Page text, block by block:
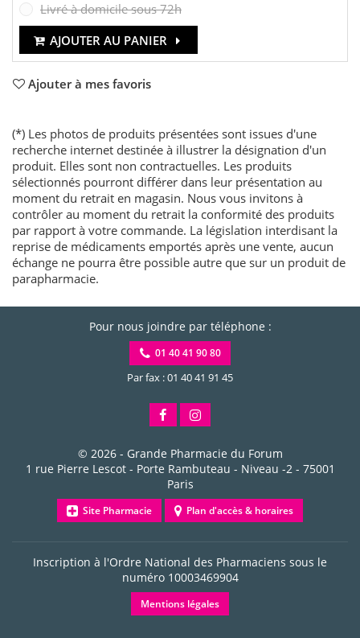
Livré à domicile sous 72h
AJOUTER AU PANIER
Ajouter à mes favoris
(*) Les photos de produits présentées sont issues d'une
recherche internet destinée à illustrer la désignation d'un
produit. Elles sont non contractuelles. Les produits
sélectionnés pourront différer dans leur présentation au
moment du retrait en magasin. Nous vous invitons à
contrôler au moment du retrait la conformité des produits
par rapport à votre commande. La législation interdisant la
reprise de médicaments emportés après une vente, aucun
échange ne pourra être possible autre que sur un produit de
parapharmacie.
Pour nous joindre par téléphone :
01 40 41 90 80
Par fax : 01 40 41 91 45
© 2026 - Grande Pharmacie du Forum
1 rue Pierre Lescot - Porte Rambuteau - Niveau -2- 75001
Paris
Site Pharmacie Plan d'accès & horaires
Inscription à l'Ordre National des Pharmaciens sous le
numéro 10003469904
Mentions légales